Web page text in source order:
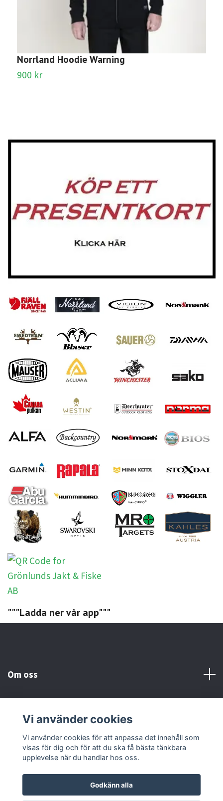
"""Ladda ner vår app"""
Norrland Hoodie Warning
900 kr
Om oss
Sociala medier
Vi använder cookies
Vi använder cookies för att anpassa det innehåll som
visas för dig och för att du ska få bästa tänkbara
upplevelse när du handlar hos oss.
Godkänn alla